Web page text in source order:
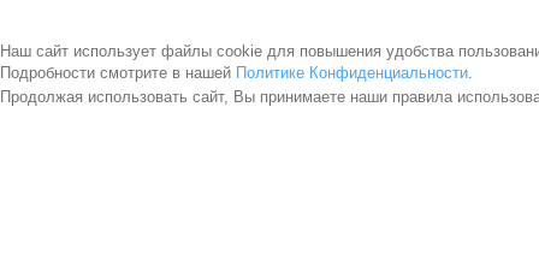
Наш сайт использует файлы cookie для повышения удобства
Подробности смотрите в нашей Политике Конфиденциальности.
Продолжая использовать сайт, Вы принимаете наши правила